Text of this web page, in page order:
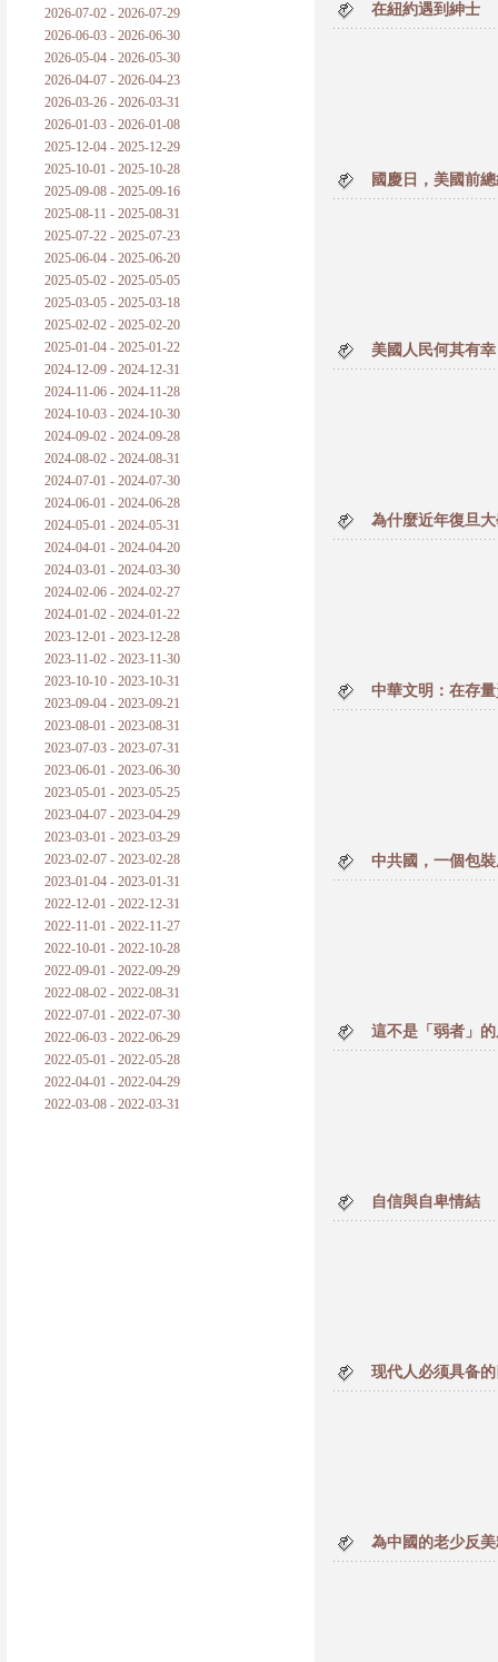
2026-07-02 - 2026-07-29
2026-06-03 - 2026-06-30
2026-05-04 - 2026-05-30
2026-04-07 - 2026-04-23
2026-03-26 - 2026-03-31
2026-01-03 - 2026-01-08
2025-12-04 - 2025-12-29
2025-10-01 - 2025-10-28
2025-09-08 - 2025-09-16
2025-08-11 - 2025-08-31
2025-07-22 - 2025-07-23
2025-06-04 - 2025-06-20
2025-05-02 - 2025-05-05
2025-03-05 - 2025-03-18
2025-02-02 - 2025-02-20
2025-01-04 - 2025-01-22
2024-12-09 - 2024-12-31
2024-11-06 - 2024-11-28
2024-10-03 - 2024-10-30
2024-09-02 - 2024-09-28
2024-08-02 - 2024-08-31
2024-07-01 - 2024-07-30
2024-06-01 - 2024-06-28
2024-05-01 - 2024-05-31
2024-04-01 - 2024-04-20
2024-03-01 - 2024-03-30
2024-02-06 - 2024-02-27
2024-01-02 - 2024-01-22
2023-12-01 - 2023-12-28
2023-11-02 - 2023-11-30
2023-10-10 - 2023-10-31
2023-09-04 - 2023-09-21
2023-08-01 - 2023-08-31
2023-07-03 - 2023-07-31
2023-06-01 - 2023-06-30
2023-05-01 - 2023-05-25
2023-04-07 - 2023-04-29
2023-03-01 - 2023-03-29
2023-02-07 - 2023-02-28
2023-01-04 - 2023-01-31
2022-12-01 - 2022-12-31
2022-11-01 - 2022-11-27
2022-10-01 - 2022-10-28
2022-09-01 - 2022-09-29
2022-08-02 - 2022-08-31
2022-07-01 - 2022-07-30
2022-06-03 - 2022-06-29
2022-05-01 - 2022-05-28
2022-04-01 - 2022-04-29
2022-03-08 - 2022-03-31
在紐約遇到紳士
國慶日，美國前
美國人民何其有
為什麼近年復旦
中華文明：在存
中共國，一個包
這不是「弱者」
自信與自卑情結
现代人必须具备
為中國的老少反